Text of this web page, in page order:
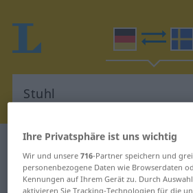
Deutsch-Schwedisch Wörterbuch
Deutsch-Schwedisch
Ihre Privatsphäre ist uns wichtig
Wir und unsere716-Partner speichern und
personenbezogene Daten wie Browserdaten
Kennungen auf Ihrem Gerät zu. Durch
aktivieren Sie Tracking-Technologien für die